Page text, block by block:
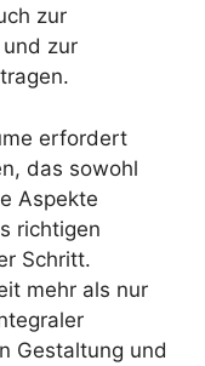
zur
zur
erfordert
das sowohl
Aspekte
richtigen
Schritt.
mehr als nur
Gestaltung und